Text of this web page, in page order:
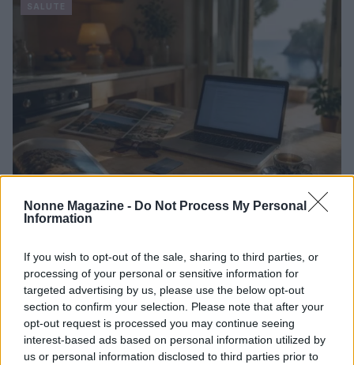
Nonne Magazine - Do Not Process My Personal
Information
If you wish to opt-out of the sale, sharing to third parties, or
processing of your personal or sensitive information for
targeted advertising by us, please use the below opt-out
section to confirm your selection. Please note that after your
opt-out request is processed you may continue seeing
interest-based ads based on personal information utilized by
us or personal information disclosed to third parties prior to
Prestiti per le vacanze: chi li richiede e perché
SALUTE